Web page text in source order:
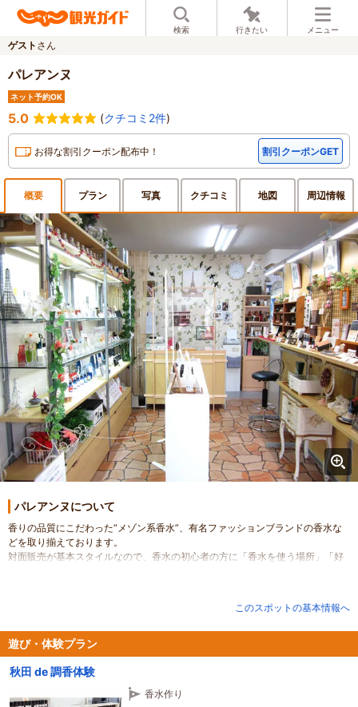
検索 行きたい メニュー
ゲスト さん
パレアンヌ
ネット予約OK
5.0 (クチコミ2件)
お得な割引クーポン配布中！ 割引クーポンGET
概要 プラン 写真 クチコミ 地図 周辺情報
パレアンヌについて
香りの品質にこだわった“メゾン系香水”、有名ファッションブランドの香水な
どを取り揃えております。
対面販売が基本スタイルなので、香水の初心者の方に「香水を使う場所」「好
・「他店では人目が気になり、なかなか落ち着いて相談できない」
とおっしゃる方も、ぜひ当店でゆっくりとお話をお聞かせください。
香りスクールでは、本格的に香りを学びたい方から、趣味として調香を楽しみ
たい方まで、さまざまなコースをご用意しております。
どのコースも少人数制で、時間をゆったりと使い、各人のペースに合わせた受
講ができます。
このスポットの基本情報へ
遊び・体験プラン
秋田 de 調香体験
香水作り